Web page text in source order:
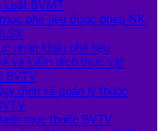
Luật BVMT
mục phế liệu được phép NK
nhập khẩu phế liệu
và kiểm dịch thực vật
BVTV
định về quản lý thuốc
mục thuốc BVTV